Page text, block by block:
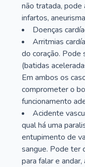
não tratada, pode
infartos,
Doenças
Arritmias
do coração. Pode
(batidas
Em ambos os
comprometer o
funcionamento
Acidente
qual há uma
entupimento de
sangue. Pode ter
para falar e